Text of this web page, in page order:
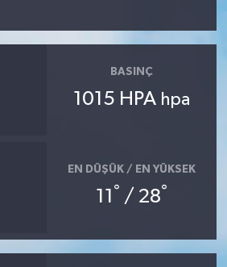
BASINÇ
1015 HPA hpa
EN DÜŞÜK / EN YÜKSEK
11 ° / 28°